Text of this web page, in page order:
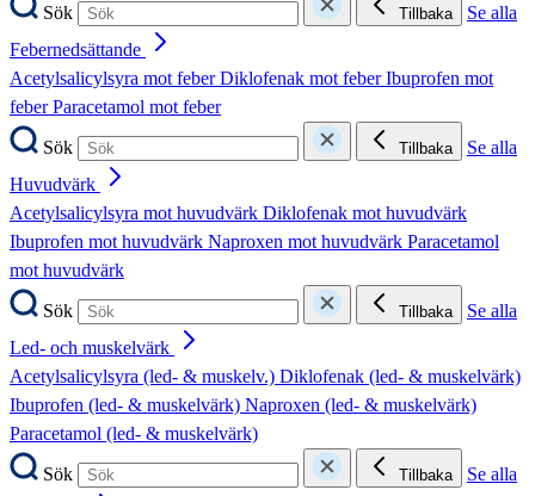
Sök
Tillbaka
Se alla
Febernedsättande
Acetylsalicylsyra mot feberDiklofenak mot feberIbuprofen mot
feberParacetamol mot feber
Sök
Tillbaka
Se alla
Huvudvärk
Acetylsalicylsyra mot huvudvärk Diklofenak mot huvudvärk
Ibuprofen mot huvudvärk Naproxen mot huvudvärk Paracetamol
mot huvudvärk
Sök
Tillbaka
Se alla
Led- och muskelvärk
Acetylsalicylsyra (led- & muskelv.) Diklofenak (led- & muskelvärk)
Ibuprofen (led- & muskelvärk) Naproxen (led- & muskelvärk)
Paracetamol (led- & muskelvärk)
Sök
Tillbaka
Se alla